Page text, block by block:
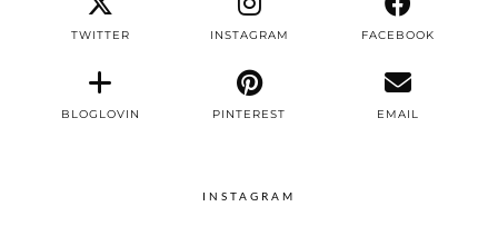
TWITTER INSTAGRAM FACEBOOK
BLOGLOVIN PINTEREST EMAIL
INSTAGRAM